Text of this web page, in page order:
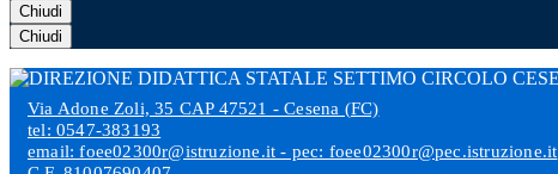
Chiudi
Chiudi
Via Adone Zoli, 35 CAP 47521 - Cesena (FC)
tel: 0547-383193
email: foee02300r@istruzione.it - pec: foee02300r@pec.istruzione.it